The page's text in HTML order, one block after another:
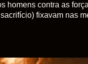
homens contra as
fixavam nas